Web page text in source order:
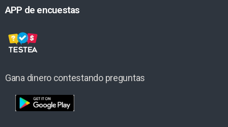
APP de encuestas
Gana dinero contestando preguntas